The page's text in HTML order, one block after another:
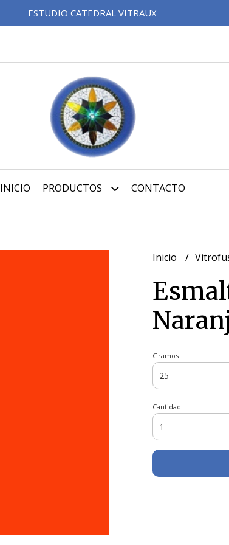
ESTUDIO CATEDRAL VITRAUX
INICIO PRODUCTOS CONTACTO
Inicio
Gramos
Cantidad